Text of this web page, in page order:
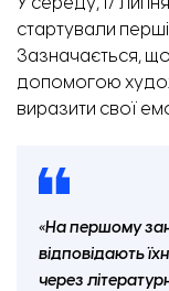
У середу, 17
стартували перші
Зазначається,
допомогою
виразити свої
«На першому
відповідають
через